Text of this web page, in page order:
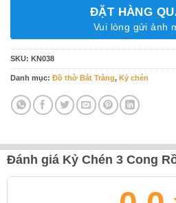
ĐẶT HÀNG
Vui lòng gửi ảnh
SKU: KN038
Danh mục: Đồ thờ Bát Tràng, Kỷ chén
Đánh giá Kỷ Chén 3 Cong